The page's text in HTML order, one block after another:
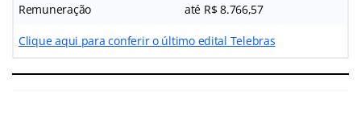
Remuneração até R$ 8.766,57
Clique aqui para conferir o último edital Telebras